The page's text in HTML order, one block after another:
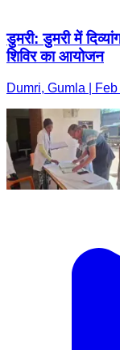
डुमरी: डुमरी में
शिविर का आयोजन
Dumri, Gumla |